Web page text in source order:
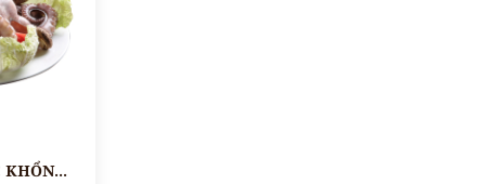
LẨU BẠCH TUỘC KHỔNG LỒ